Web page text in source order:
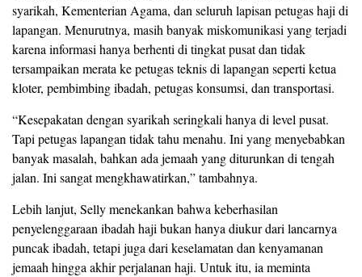
syarikah, Kementerian Agama, dan seluruh lapisan petugas haji di
lapangan. Menurutnya, masih banyak miskomunikasi yang terjadi
karena informasi hanya berhenti di tingkat pusat dan tidak
tersampaikan merata ke petugas teknis di lapangan seperti ketua
kloter, pembimbing ibadah, petugas konsumsi, dan transportasi.
“Kesepakatan dengan syarikah seringkali hanya di level pusat.
Tapi petugas lapangan tidak tahu menahu. Ini yang menyebabkan
banyak masalah, bahkan ada jemaah yang diturunkan di tengah
jalan. Ini sangat mengkhawatirkan,” tambahnya.
Lebih lanjut, Selly menekankan bahwa keberhasilan
penyelenggaraan ibadah haji bukan hanya diukur dari lancarnya
puncak ibadah, tetapi juga dari keselamatan dan kenyamanan
jemaah hingga akhir perjalanan haji. Untuk itu, ia meminta